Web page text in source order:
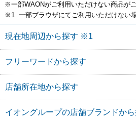
※一部WAONがご利用いただけない商品がご
※1 一部ブラウザにてご利用いただけない場
現在地周辺から探す ※1
フリーワードから探す
店舗所在地から探す
イオングループの店舗ブランドか